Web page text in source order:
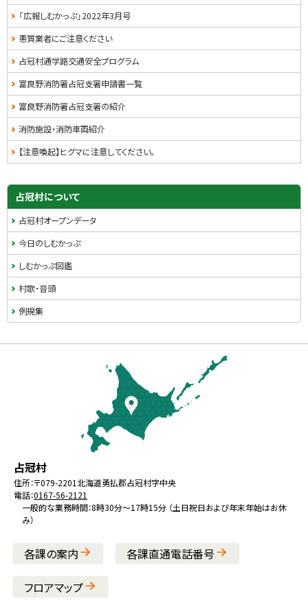
「広報しむかっぷ」2022年3月号
悪質業者にご注意ください
占冠村通学路交通安全プログラム
富良野消防署占冠支署申請書一覧
富良野消防署占冠支署の紹介
消防施設・消防車両紹介
【注意喚起】ヒグマに注意してください。
サ
イ
ド
・
メ
ニ
占冠村について
占冠村オープンデータ
今日のしむかっぷ
しむかっぷ図鑑
村歌・音頭
例規集
北
海
道
占冠村役
場
住所：〒079-2201北海道勇払郡占冠村字中央
電話：0167-56-2121
一般的な業務時間：8時30分～17時15分 （土日祝日および年末年始はお休
み）
各課の案内 各課直通電話番号
フロアマップ